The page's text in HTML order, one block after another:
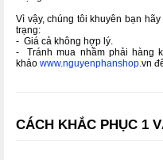
Vì vậy, chúng tôi khuyên bạn
trạng:
- Giá cả không hợp lý.
- Tránh mua nhầm phải hàng
khảo www.nguyenphanshop.vn
CÁCH KHẮC PHỤC 1